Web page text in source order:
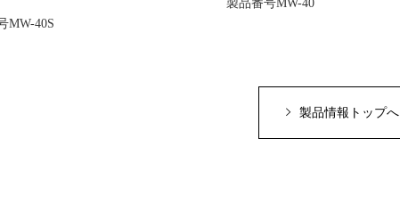
MW-40S
製品番号MW-40
製品情報トップへ